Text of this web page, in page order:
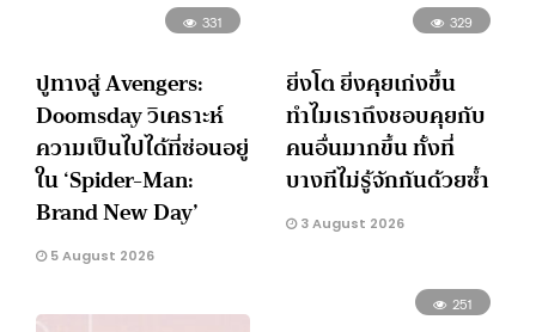
331
ปูทางสู่ Avengers:
Doomsday วิเคราะห์
ความเป็นไปได้ที่ซ่อนอยู่
ใน ‘Spider-Man:
Brand New Day’
5 August 2026
329
ยิ่งโต ยิ่งคุยเก่งขึ้น
ทำไมเราถึงชอบคุยกับ
คนอื่นมากขึ้น ทั้งที่
บางทีไม่รู้จักกันด้วยซ้ำ
3 August 2026
251